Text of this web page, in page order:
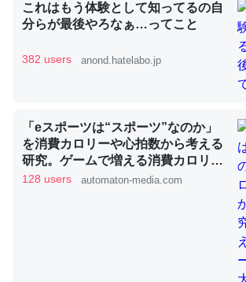
昆虫ってカルシウム少ないのか。知らんか
コオロギのカルシウム分はエビの600分の1
論文では「淡水はカルシウムも酸素も不足
利だから両方が拮抗してるのでは」とあっ
いる鋏角類（カブトガニ・ウミグモ）はカ
ずキチンを強化してる筈だが、酵素が違う
これはもう体験として知ってるの自
分らが最後やろなぁ…ってこと
382 users anond.hatelabo.jp
「eスポーツは“スポーツ”なのか」
を消費カロリーや心拍数から考える
研究。ゲームで増える消費カロリー
は、1時間で大体ちくわ1本分 -
128 users automaton-media.com